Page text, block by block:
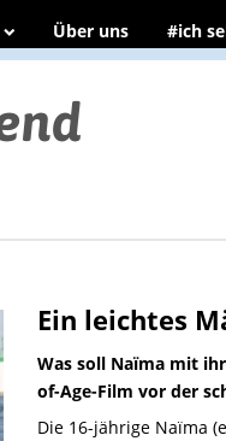
Über uns #ich
Ein leichtes
Was soll Naïma mit
of-Age-Film vor der
Die 16-jährige Naïma